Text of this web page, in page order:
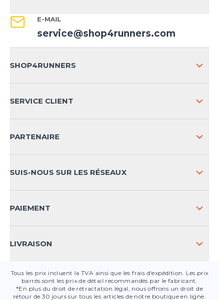
E-MAIL
service@shop4runners.com
SHOP4RUNNERS
SERVICE CLIENT
CONTACT
SÉCURITÉ DES PRODUITS
PARTENAIRE
SUIS-NOUS SUR LES RÉSEAUX
PAIEMENT
LIVRAISON
Tous les prix incluent la TVA ainsi que les frais d'expédition. Les prix
barrés sont les prix de détail recommandés par le fabricant.
*En plus du droit de rétractation légal, nous offrons un droit de
retour de 30 jours sur tous les articles de notre boutique en ligne.